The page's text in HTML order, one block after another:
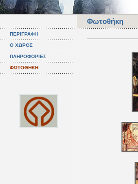
Φωτοθήκη
ΠΕΡΙΓΡΑΦΗ
Ο ΧΩΡΟΣ
ΠΛΗΡΟΦΟΡΙΕΣ
ΦΩΤΟΘΗΚΗ